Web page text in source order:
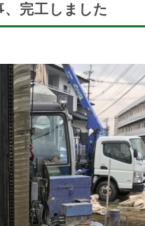
完工しました